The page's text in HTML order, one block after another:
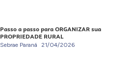
Passo a passo para ORGANIZAR sua
PROPRIEDADE RURAL
Sebrae Paraná 21/04/2026